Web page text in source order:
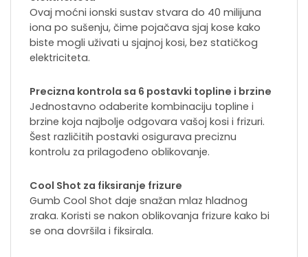
Ovaj moćni ionski sustav stvara do 40 milijuna
iona po sušenju, čime pojačava sjaj kose kako
biste mogli uživati u sjajnoj kosi, bez statičkog
elektriciteta.
Precizna kontrola sa 6 postavki topline i brzine
Jednostavno odaberite kombinaciju topline i
brzine koja najbolje odgovara vašoj kosi i frizuri.
Šest različitih postavki osigurava preciznu
kontrolu za prilagođeno oblikovanje.
Cool Shot za fiksiranje frizure
Gumb Cool Shot daje snažan mlaz hladnog
zraka. Koristi se nakon oblikovanja frizure kako bi
se ona dovršila i fiksirala.